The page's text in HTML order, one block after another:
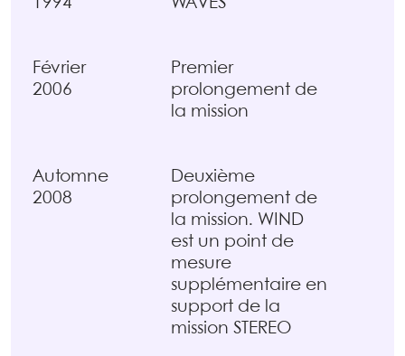
1994
WAVES
Février
2006
Premier
prolongement de
la mission
Automne
2008
Deuxième
prolongement de
la mission. WIND
est un point de
mesure
supplémentaire en
support de la
mission STEREO